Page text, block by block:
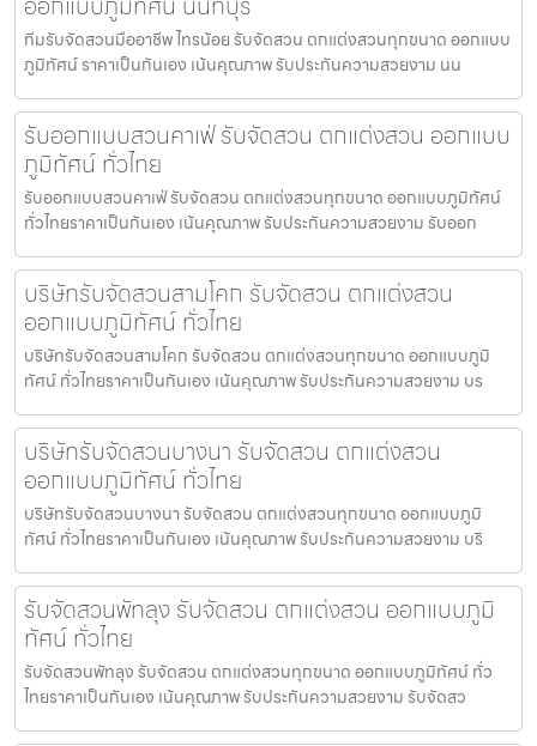
ทีมรับจัดสวนมืออาชีพ ไทรน้อย รับจัดสวน ตกแต่งสวนทุกขนาด ออกแบบ
ภูมิทัศน์ ราคาเป็นกันเอง เน้นคุณภาพ รับประกันความสวยงาม นน
รับออกแบบสวนคาเฟ่ รับจัดสวน ตกแต่งสวน ออกแบบ
ภูมิทัศน์ ทั่วไทย
รับออกแบบสวนคาเฟ่ รับจัดสวน ตกแต่งสวนทุกขนาด ออกแบบภูมิทัศน์
ทั่วไทยราคาเป็นกันเอง เน้นคุณภาพ รับประกันความสวยงาม รับออก
บริษัทรับจัดสวนสามโคก รับจัดสวน ตกแต่งสวน
ออกแบบภูมิทัศน์ ทั่วไทย
บริษัทรับจัดสวนสามโคก รับจัดสวน ตกแต่งสวนทุกขนาด ออกแบบภูมิ
ทัศน์ ทั่วไทยราคาเป็นกันเอง เน้นคุณภาพ รับประกันความสวยงาม บร
บริษัทรับจัดสวนบางนา รับจัดสวน ตกแต่งสวน
ออกแบบภูมิทัศน์ ทั่วไทย
บริษัทรับจัดสวนบางนา รับจัดสวน ตกแต่งสวนทุกขนาด ออกแบบภูมิ
ทัศน์ ทั่วไทยราคาเป็นกันเอง เน้นคุณภาพ รับประกันความสวยงาม บริ
รับจัดสวนพัทลุง รับจัดสวน ตกแต่งสวน ออกแบบภูมิ
ทัศน์ ทั่วไทย
รับจัดสวนพัทลุง รับจัดสวน ตกแต่งสวนทุกขนาด ออกแบบภูมิทัศน์ ทั่ว
ไทยราคาเป็นกันเอง เน้นคุณภาพ รับประกันความสวยงาม รับจัดสว